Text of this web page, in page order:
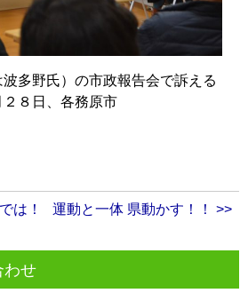
多野氏）の市政報告会で訴える
８日、各務原市
は！ 運動と一体 県動かす！！ >>
わせ